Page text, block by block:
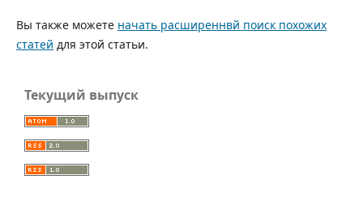
Вы также можете начать расширеннвй поиск похожих
статей для этой статьи.
Текущий выпуск